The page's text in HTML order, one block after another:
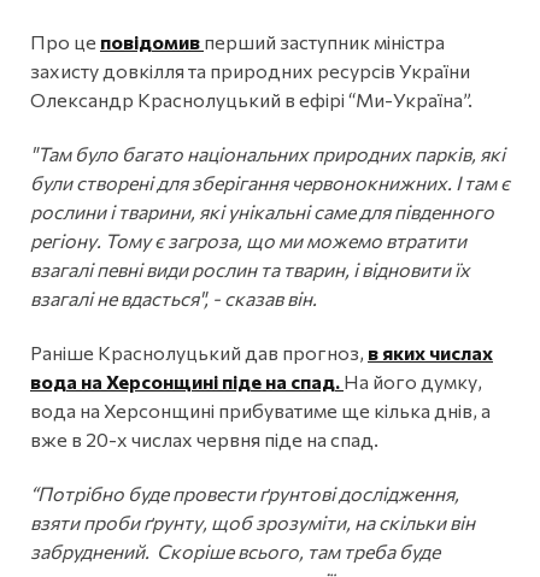
Про це повідомив перший заступник міністра
захисту довкілля та природних ресурсів України
Олександр Краснолуцький в ефірі “Ми-Україна”.
"Там було багато національних природних парків, які
були створені для зберігання червонокнижних. І там є
рослини і тварини, які унікальні саме для південного
регіону. Тому є загроза, що ми можемо втратити
взагалі певні види рослин та тварин, і відновити їх
взагалі не вдасться", - сказав він.
Раніше Краснолуцький дав прогноз, в яких числах
вода на Херсонщині піде на спад. На його думку,
вода на Херсонщині прибуватиме ще кілька днів, а
вже в 20-х числах червня піде на спад.
“Потрібно буде провести ґрунтові дослідження,
взяти проби ґрунту, щоб зрозуміти, на скільки він
забруднений. Скоріше всього, там треба буде